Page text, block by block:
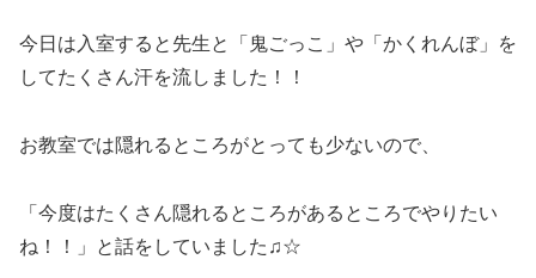
今日は入室すると先生と「鬼ごっこ」や「かくれんぼ」を
してたくさん汗を流しました！！
お教室では隠れるところがとっても少ないので、
「今度はたくさん隠れるところがあるところでやりたい
ね！！」と話をしていました♫☆